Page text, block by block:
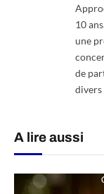
10
une
de
A lire aussi